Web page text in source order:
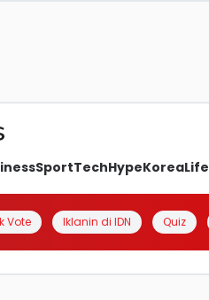
SportTechHypeKoreaLife
Vote Iklanin di IDN Quiz